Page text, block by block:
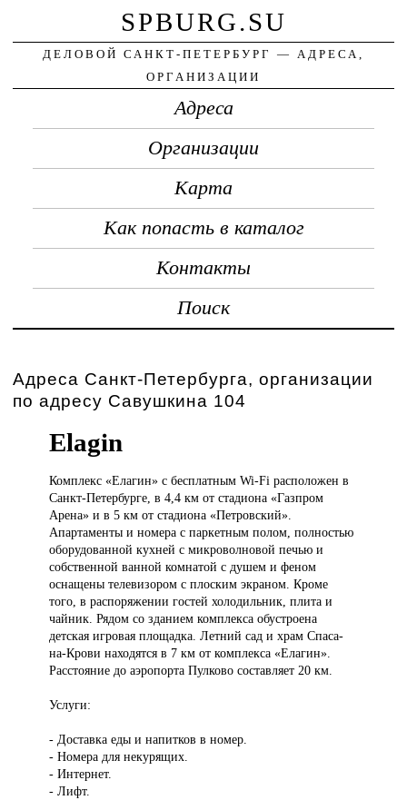
SPBURG.SU
ДЕЛОВОЙ САНКТ-ПЕТЕРБУРГ — АДРЕСА,
ОРГАНИЗАЦИИ
Адреса
Организации
Карта
Как попасть в каталог
Контакты
Поиск
Адреса Санкт-Петербурга, организации
по адресу Савушкина 104
Elagin
Комплекс «Елагин»с бесплатным Wi-Fi расположен в
Санкт-Петербурге, в 4,4 км от стадиона «Газпром
Арена» и в 5 км от стадиона «Петровский».
Апартаменты и номера с паркетным полом, полностью
оборудованной кухней с микроволновой печью и
собственной ванной комнатой с душем и феном
оснащены телевизором с плоским экраном. Кроме
того, в распоряжении гостей холодильник, плита и
чайник. Рядом со зданием комплекса обустроена
детская игровая площадка. Летний сад и храм Спаса-
на-Крови находятся в 7 км от комплекса «Елагин».
Расстояние до аэропорта Пулково составляет 20 км.
Услуги:
- Доставка еды и напитков в номер.
- Номера для некурящих.
- Интернет.
- Лифт.